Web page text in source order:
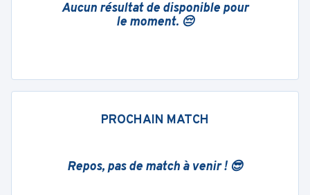
Aucun résultat de disponible pour
le moment. 😔
PROCHAIN MATCH
Repos, pas de match à venir ! 😎